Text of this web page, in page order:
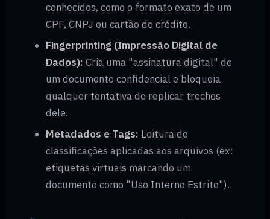
conhecidos, como o formato exato de um
CPF, CNPJ ou cartão de crédito.
Fingerprinting (Impressão Digital de
Dados): Cria uma "assinatura digital" de
um documento confidencial e bloqueia
qualquer tentativa de replicar trechos
dele.
Metadados e Tags: Leitura de
classificações aplicadas aos arquivos (ex:
etiquetas virtuais marcando um
documento como "Uso Interno Estrito").